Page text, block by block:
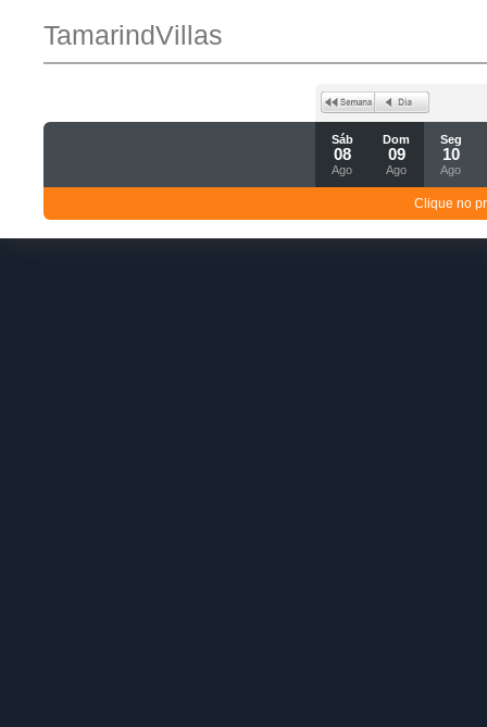
TamarindVillas
Sáb
08
Ago
Dom
09
Ago
Seg
10
Ago
Clique no